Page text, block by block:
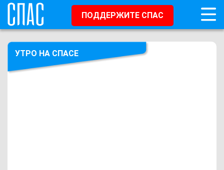
ПОДДЕРЖИТЕ СПАС
УТРО НА СПАСЕ